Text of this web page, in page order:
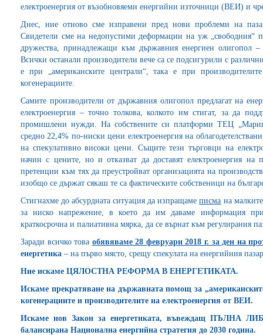
електроенергия от възобновяеми енергийни източници (ВЕИ) и
Днес, ние отново сме изправени пред нови проблеми на
Свидетели сме на недопустими деформации на уж „свободния“
дружества, принадлежащи към държавния енергиен
Всички останали производители вече са се подсигурили с
е при „американските централи“, така е при
когенерациите.
Самите производители от държавния олигопол предлагат на
електроенергия – точно толкова, колкото им стигат, за да
промишлени нужди. На собствените си платформи ТЕЦ
средно 22,4% по-ниски цени електроенергия на
на спекулативно високи цени. Същите тези търговци на
начин с цените, но и отказват да доставят електроенергия на
претенции към тях да преустройват организацията на
изобщо се държат сякаш те са фактическите собственици на
Стигнахме до абсурдната ситуация да изпращамеписма на
за ниско напрежение, в което да им даваме информация
краткосрочна и палиативна мярка, да се върнат към регулирания
Заради всичко това обявяваме 28 февруари 2018 г. за ден на
енергетика – на първо място, срещу спекулата на енергийния
Ние искаме ЦЯЛОСТНА РЕФОРМА В ЕНЕРГЕТИКАТА.
Искаме прекратяване на държавната помощ за
когенерациите и производителите на електроенергия от ВЕИ.
Искаме нов Закон за енергетиката, въвеждащ ПЪЛНА
балансирана Национална енергийна стратегия до 2030 година.